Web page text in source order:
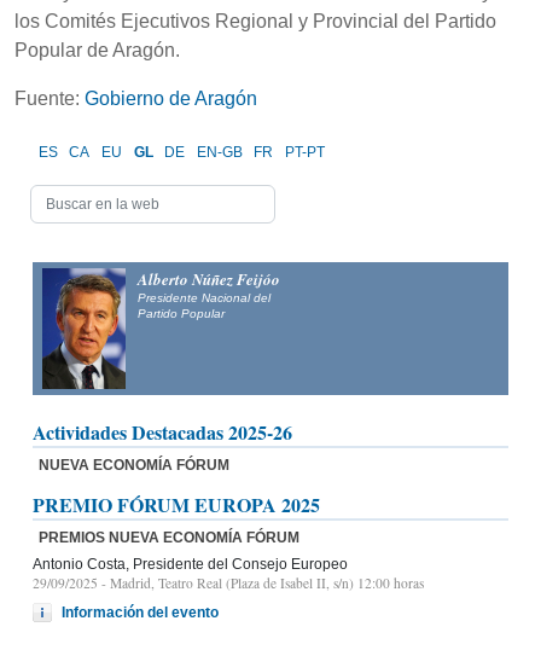
los Comités Ejecutivos Regional y Provincial del Partido
Popular de Aragón.
Fuente: Gobierno de Aragón
ES CA EU GL DE EN-GB FR PT-PT
Alberto Núñez Feijóo
Presidente Nacional del
Partido Popular
Actividades Destacadas 2025-26
NUEVA ECONOMÍA FÓRUM
PREMIO FÓRUM EUROPA 2025
PREMIOS NUEVA ECONOMÍA FÓRUM
Antonio Costa, Presidente del Consejo Europeo
29/09/2025 - Madrid, Teatro Real (Plaza de Isabel II, s/n) 12:00 horas
Información del evento